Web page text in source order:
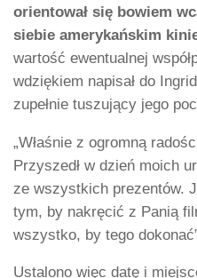
orientował się bowiem
siebie amerykańskim
wartość ewentualnej
wdziękiem napisał do
zupełnie tuszujący jego
„Właśnie z ogromną
Przyszedł w dzień moich
ze wszystkich prezentów.
tym, by nakręcić z Panią
wszystko, by tego
Ustalono więc datę i